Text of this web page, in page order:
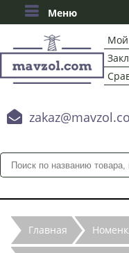
Меню
Мой

Главная